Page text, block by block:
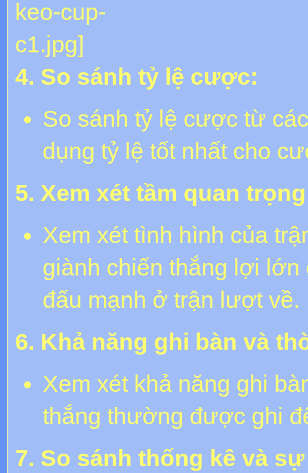
4. So sánh tỷ lệ cược:
So sánh tỷ lệ cược từ
dụng tỷ lệ tốt nhất cho
5. Xem xét tầm quan
Xem xét tình hình của
giành chiến thắng lợi
đấu mạnh ở trận lượt về.
6. Khả năng ghi bàn và
Xem xét khả năng ghi
thắng thường được ghi
7. So sánh thống kê và